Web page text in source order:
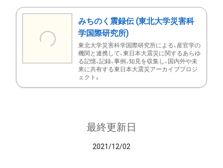
みちのく震録伝 (東北大学災害科
学国際研究所)
東北大学災害科学国際研究所による、産官学の
機関と連携して、東日本大震災に関するあらゆ
る記憶、記録、事例、知見を収集し、国内外や未
来に共有する東日本大震災アーカイブプロジ
ェクト。
最終更新日
2021/12/02